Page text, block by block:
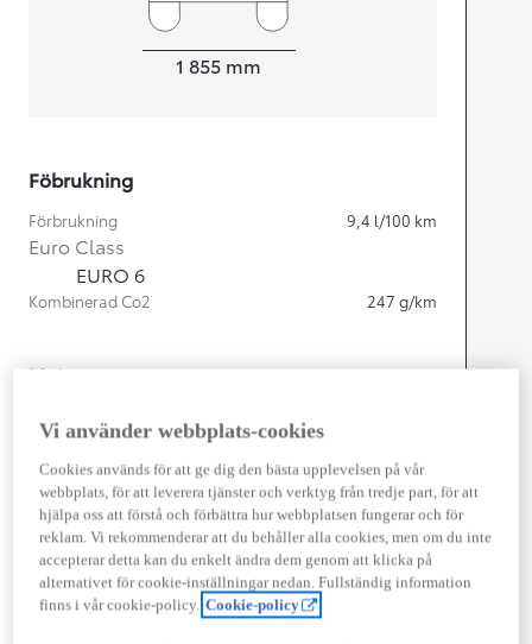
1 855 mm
Föbrukning
Förbrukning 9,4 l/100 km
Euro Class
EURO 6
Kombinerad Co2 247 g/km
Motor
Kapacitet
Effekt
150 kw (204 hk)
Prestanda
Topphastighet 175 km/h
Acceleration 0-100km/h
Vi använder webbplats-cookies
Cookies används för att ge dig den bästa upplevelsen på vår
webbplats, för att leverera tjänster och verktyg från tredje part, för att
hjälpa oss att förstå och förbättra hur webbplatsen fungerar och för
reklam. Vi rekommenderar att du behåller alla cookies, men om du inte
accepterar detta kan du enkelt ändra dem genom att klicka på
alternativet för cookie-inställningar nedan. Fullständig information
finns i vår cookie-policy. Cookie-policy